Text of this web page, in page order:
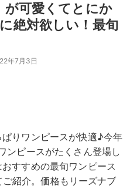
が可愛くてとにか
絶対欲しい！最旬
年7月3日
りワンピースが快適♪今年
ンピースがたくさん登場し
すすめの最旬ワンピース
紹介。価格もリーズナブ